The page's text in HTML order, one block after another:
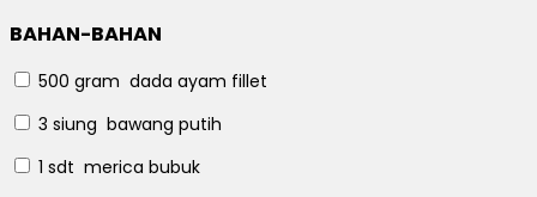
BAHAN-BAHAN
500 gram dada ayam fillet
3 siung bawang putih
1 sdt merica bubuk